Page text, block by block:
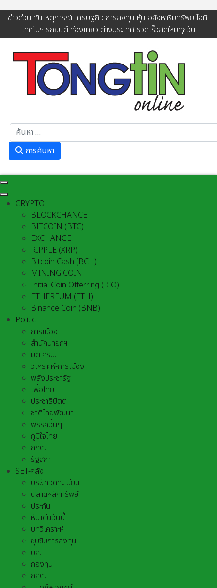
ข่าวด่วน ทันเหตุการณ์ เศรษฐกิจ การลงทุน หุ้น อสังหาริมทรัพย์ ไอที-
เทคโนฯ รถยนต์ ท่องเที่ยว ต่างประเทศ รวดเร็วสดใหม่ทุกวัน
การค้นหา
CRYPTO
BLOCKCHANCE
BITCOIN (BTC)
EXCHANGE
RIPPLE (XRP)
Bitcoin Cash (BCH)
MINING COIN
Initial Coin Offerring (ICO)
ETHEREUM (ETH)
Binance Coin (BNB)
Politic
การเมือง
สำนักนายกฯ
มติ ครม.
วิเคราะห์-การเมือง
พลังประชารัฐ
เพื่อไทย
ประชาธิปัตต์
ชาติไทยพัฒนา
พรรคอื่นๆ
ภูมิใจไทย
กกต.
รัฐสภา
SET-คลัง
บริษัทจดทะเบียน
ตลาดหลักทรัพย์
ประกัน
หุ้นเด่นวันนี้
บทวิเคราะห์
ซุบซิบการลงทุน
บล.
กองทุน
กลต.